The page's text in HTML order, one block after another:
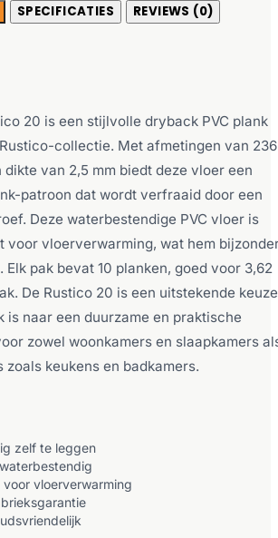
SPECIFICATIES
REVIEWS (0)
20 is een stijlvolle dryback PVC plank
collectie. Met afmetingen van 236
dikte van 2,5 mm biedt deze vloer een
patroon dat wordt verfraaid door een
Deze waterbestendige PVC vloer is
voor vloerverwarming, wat hem
pak bevat 10 planken, goed voor 3,62
De Rustico 20 is een uitstekende keuze
is naar een duurzame en praktische
zowel woonkamers en slaapkamers
keukens en badkamers.
zelf te leggen
voor vloerverwarming